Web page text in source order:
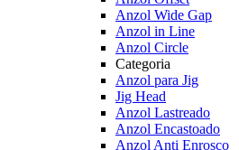
Anzol Wide Gap
Anzol in Line
Anzol Circle
Categoria
Anzol para Jig
Jig Head
Anzol Lastreado
Anzol Encastoado
Anzol Anti Enrosco